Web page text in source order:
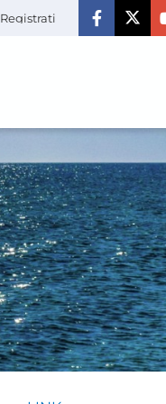
Registrati
Menù
LA VITA
PROGETTI